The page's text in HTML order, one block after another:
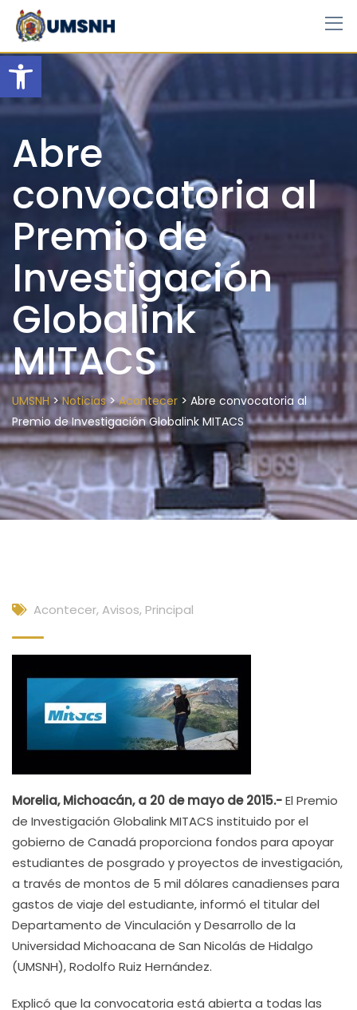
Open toolbar
Skip
content
Abre
convocatoria al
Premio de
Investigación
Globalink
MITACS
UMSNH>Noticias>Acontecer > Abre convocatoria al
Premio de Investigación Globalink MITACS
Acontecer,Avisos, Principal
Morelia, Michoacán, a 20 de mayo de 2015.-El Premio
de Investigación Globalink MITACS instituido por el
gobierno de Canadá proporciona fondos para apoyar
estudiantes de posgrado y proyectos de investigación,
a través de montos de 5 mil dólares canadienses para
gastos de viaje del estudiante, informó el titular del
Departamento de Vinculación y Desarrollo de la
Universidad Michoacana de San Nicolás de Hidalgo
(UMSNH), Rodolfo Ruiz Hernández.
Explicó que la convocatoria está abierta a todas las